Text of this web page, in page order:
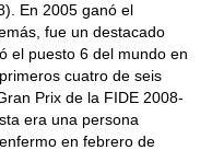
En 2005 ganó el
fue un destacado
el puesto 6 del mundo en
cuatro de seis
Prix de la FIDE 2008-
era una persona
en febrero de